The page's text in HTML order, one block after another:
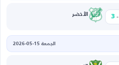
-
3 الأخضر
الجمعة 15-05-2026